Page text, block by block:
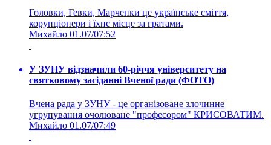
Головки, Гевки, Марченки це українське сміття,
корупціонери і їхнє місце за гратами.
Михайло 01.07/07:52
У ЗУНУ відзначили 60-річчя університету на
святковому засіданні Вченої ради (ФОТО)
Вчена рада у ЗУНУ - це організоване злочинне
угрупування очолюване "професором" КРИСОВАТИМ.
Михайло 01.07/07:49